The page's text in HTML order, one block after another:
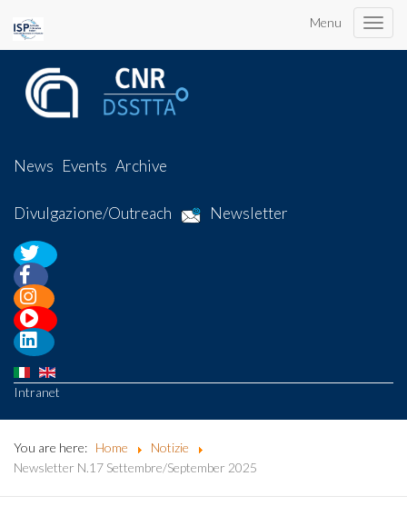
Menu
Toggle
News Events Archive
Divulgazione/Outreach Newsletter
Intranet
You are here: Home
Notizie
Newsletter N.17 Settembre/September 2025